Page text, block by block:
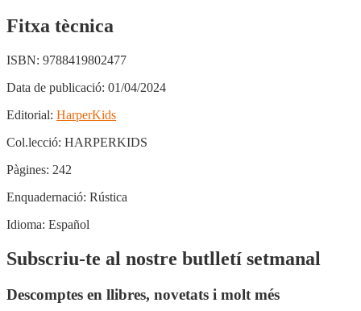
Fitxa tècnica
ISBN: 9788419802477
Data de publicació: 01/04/2024
Editorial: HarperKids
Col.lecció: HARPERKIDS
Pàgines: 242
Enquadernació: Rústica
Idioma: Español
Subscriu-te al nostre butlletí setmanal
Descomptes en llibres, novetats i molt més